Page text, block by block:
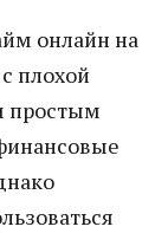
онлайн на
плохой
простым